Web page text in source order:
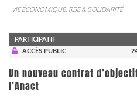
VIE ÉCONOMIQUE, RSE & SOLIDARITÉ
PARTICIPATIF
ACCÈS PUBLIC
Un nouveau contrat
l’Anact